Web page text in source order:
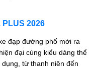
PLUS 2026
đạp đường phố mới ra
đại cùng kiểu dáng thể
từ thanh niên đến